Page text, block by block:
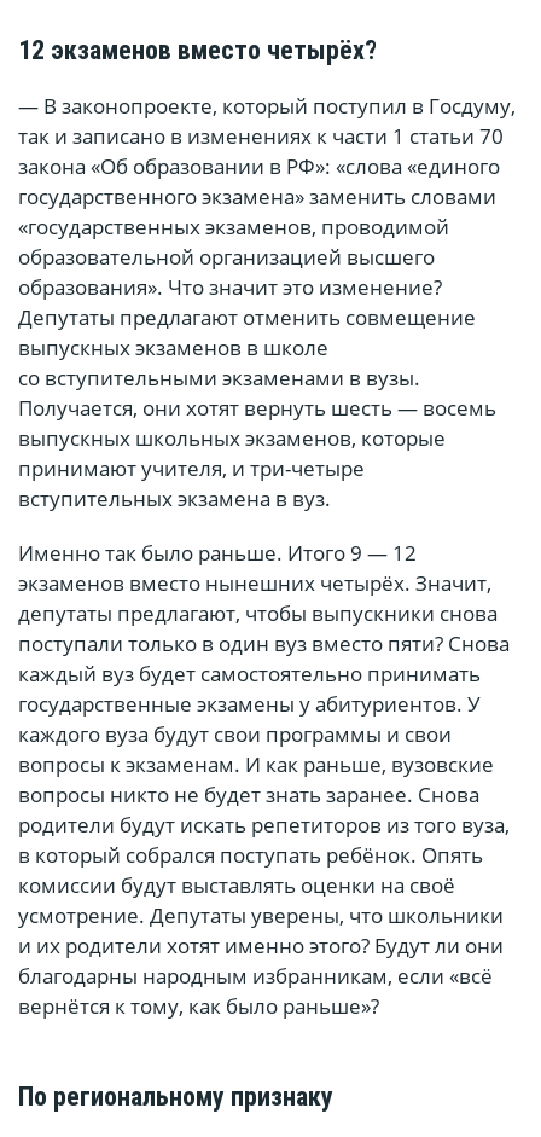
12 экзаменов вместо четырёх?
— В законопроекте, который поступил в Госдуму,
так и записано в изменениях к части 1 статьи 70
закона «Об образовании в РФ»: «слова «единого
государственного экзамена» заменить словами
«государственных экзаменов, проводимой
образовательной организацией высшего
образования». Что значит это изменение?
Депутаты предлагают отменить совмещение
выпускных экзаменов в школе
со вступительными экзаменами в вузы.
Получается, они хотят вернуть шесть — восемь
выпускных школьных экзаменов, которые
принимают учителя, и три-четыре
вступительных экзамена в вуз.
Именно так было раньше. Итого 9 — 12
экзаменов вместо нынешних четырёх. Значит,
депутаты предлагают, чтобы выпускники снова
поступали только в один вуз вместо пяти? Снова
каждый вуз будет самостоятельно принимать
государственные экзамены у абитуриентов. У
каждого вуза будут свои программы и свои
вопросы к экзаменам. И как раньше, вузовские
вопросы никто не будет знать заранее. Снова
родители будут искать репетиторов из того вуза,
в который собрался поступать ребёнок. Опять
комиссии будут выставлять оценки на своё
усмотрение. Депутаты уверены, что школьники
и их родители хотят именно этого? Будут ли они
благодарны народным избранникам, если «всё
вернётся к тому, как было раньше»?
По региональному признаку